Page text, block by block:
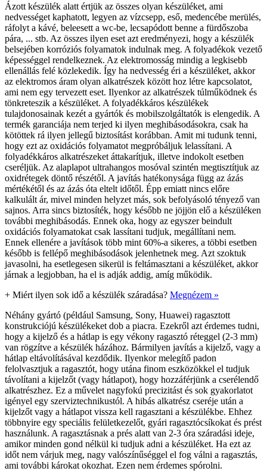
Ázott készülék alatt értjük az összes olyan készüléket, ami
nedvességet kaphatott, legyen az vízcsepp, eső, medencébe merülés,
ráfolyt a kávé, beleesett a wc-be, lecsapódott benne a fürdőszoba
pára, ... stb. Az összes ilyen eset azt eredményezi, hogy a készülék
belsejében korróziós folyamatok indulnak meg. A folyadékok vezető
képességgel rendelkeznek. Az elektromosság mindig a legkisebb
ellenállás felé közlekedik. Így ha nedvesség éri a készüléket, akkor
az elektromos áram olyan alkatrészek között hoz létre kapcsolatot,
ami nem egy tervezett eset. Ilyenkor az alkatrészek túlműködnek és
tönkreteszik a készüléket. A folyadékkáros készülékek
tulajdonosainak kezét a gyártók és mobilszolgáltatók is elengedik. A
termék garanciája nem terjed ki ilyen meghibásodásokra, csak ha
kötöttek rá ilyen jellegű biztosítást korábban. Amit mi tudunk tenni,
hogy ezt az oxidációs folyamatot megpróbáljuk lelassítani. A
folyadékkáros alkatrészeket áttakarítjuk, illetve indokolt esetben
cseréljük. Az alaplapot ultrahangos mosóval szintén megtisztítjuk az
oxidrétegek döntő részétől. A javítás hatékonysága függ az ázás
mértékétől és az ázás óta eltelt időtől. Épp emiatt nincs előre
kalkulált ár, mivel minden helyzet más, sok befolyásoló tényező van
sajnos. Arra sincs biztosíték, hogy később ne jöjjön elő a készüléken
további meghibásodás. Ennek oka, hogy az egyszer beindult
oxidációs folyamatokat csak lassítani tudjuk, megállítani nem.
Ennek ellenére a javítások több mint 60%-a sikeres, a többi esetben
később is fellépő meghibásodások jelenhetnek meg. Azt szoktuk
javasolni, ha esetlegesen sikerül is feltámasztani a készüléket, akkor
járnak a legjobban, ha el is adják addig, amíg működik.
+ Miért ilyen sok idő a készülék száradása? Megnézem »
Néhány gyártó (például Samsung, Sony, Huawei) ragasztott
konstrukciójú készülékeket dob a piacra. Ezekről azt érdemes tudni,
hogy a kijelző és a hátlap is egy vékony ragasztó réteggel (2-3 mm)
van rögzítve a készülék házához. Bármilyen javítás a kijelző, vagy a
hátlap eltávolításával kezdődik. Ilyenkor melegítő padon
felolvasztjuk a ragasztót, hogy utána finom eszközökkel el tudjuk
távolítani a kijelzőt (vagy hátlapot), hogy hozzáférjünk a cserélendő
alkatrészhez. Ez a művelet nagyfokú precizitást és sok gyakorlatot
igényel egy szerviztechnikustól. A hibás alkatrész cseréje után a
kijelzőt vagy a hátlapot vissza kell ragasztani a készülékbe. Ehhez
többnyire egy speciális felületkezelőt, gyári ragasztócsíkokat és prést
használunk. A ragasztásnak a prés alatt van 2-3 óra száradási ideje,
amikor minden gond nélkül ki tudjuk adni a készüléket. Ha ezt az
időt nem várjuk meg, nagy valószínűséggel el fog válni a ragasztás,
ami további károkat okozhat. Ezen nem érdemes spórolni.